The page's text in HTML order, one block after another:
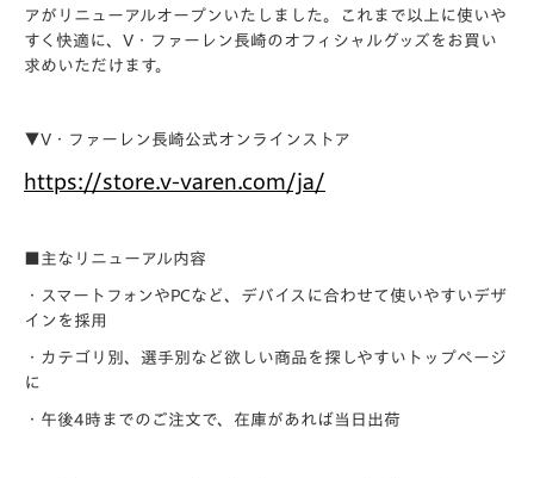
アがリニューアルオープンいたしました。これまで以上に使いや
すく快適に、V・ファーレン長崎のオフィシャルグッズをお買い
求めいただけます。
▼V・ファーレン長崎公式オンラインストア
https://store.v-varen.com/ja/
■主なリニューアル内容
・スマートフォンやPCなど、デバイスに合わせて使いやすいデザ
インを採用
・カテゴリ別、選手別など欲しい商品を探しやすいトップページ
に
・午後4時までのご注文で、在庫があれば当日出荷